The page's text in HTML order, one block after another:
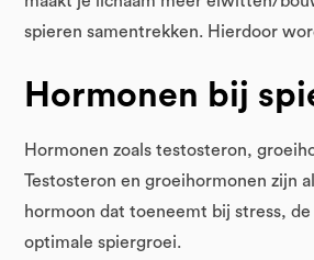
spieren samentrekken. Hierdoor
Hormonen bij
Hormonen zoals testosteron,
Testosteron en groeihormonen zijn
hormoon dat toeneemt bij stress,
optimale spiergroei.